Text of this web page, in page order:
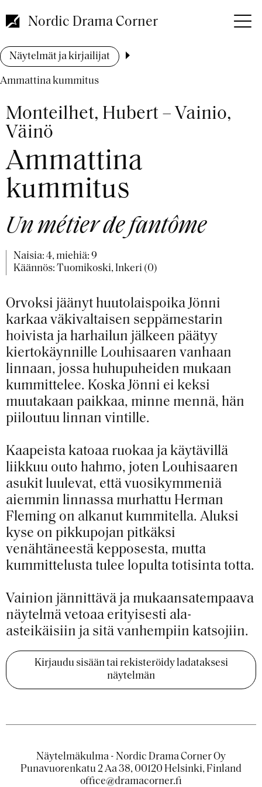
pääsisältöön
Nordic Drama Corner
Murupolku
Näytelmät ja kirjailijat
Ammattina kummitus
Monteilhet, Hubert – Vainio,
Väinö
Ammattina
kummitus
Un métier de fantôme
Naisia: 4, miehiä: 9
Käännös: Tuomikoski, Inkeri (0)
Orvoksi jäänyt huutolaispoika Jönni
karkaa väkivaltaisen seppämestarin
hoivista ja harhailun jälkeen päätyy
kiertokäynnille Louhisaaren vanhaan
linnaan, jossa huhupuheiden mukaan
kummittelee. Koska Jönni ei keksi
muutakaan paikkaa, minne mennä, hän
piiloutuu linnan vintille.
Kaapeista katoaa ruokaa ja käytävillä
liikkuu outo hahmo, joten Louhisaaren
asukit luulevat, että vuosikymmeniä
aiemmin linnassa murhattu Herman
Fleming on alkanut kummitella. Aluksi
kyse on pikkupojan pitkäksi
venähtäneestä kepposesta, mutta
kummittelusta tulee lopulta totisinta totta.
Vainion jännittävä ja mukaansatempaava
näytelmä vetoaa erityisesti ala-
asteikäisiin ja sitä vanhempiin katsojiin.
Kirjaudu sisään tai rekisteröidy ladataksesi
näytelmän
Näytelmäkulma - Nordic Drama Corner Oy
Punavuorenkatu 2 Aa 38, 00120 Helsinki, Finland
office@dramacorner.fi